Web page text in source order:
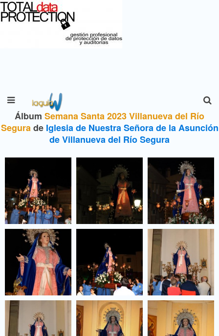
Álbum Semana Santa 2023 Villanueva del Río
Segurade Iglesia de Nuestra Señora de la Asunción
de Villanueva del Río Segura